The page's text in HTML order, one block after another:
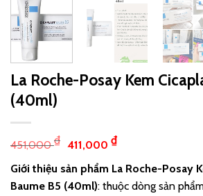
La Roche-Posay Kem
(40ml)
451,000₫ 411,000 ₫
Giới thiệu sản phẩm La Roche-Posay
Baume B5 (40ml): thuộc dòng sản